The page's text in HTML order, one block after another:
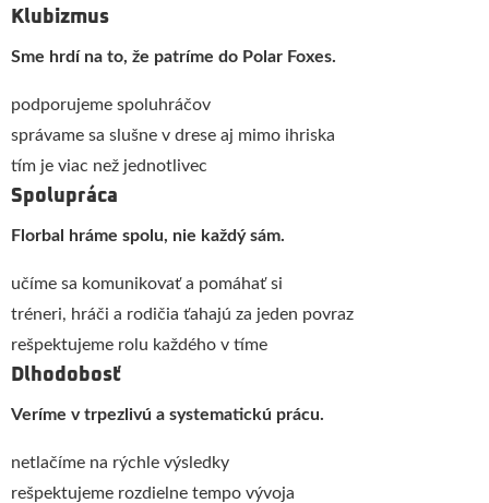
Klubizmus
Sme hrdí na to, že patríme do Polar Foxes.
podporujeme spoluhráčov
správame sa slušne v drese aj mimo ihriska
tím je viac než jednotlivec
Spolupráca
Florbal hráme spolu, nie každý sám.
učíme sa komunikovať a pomáhať si
tréneri, hráči a rodičia ťahajú za jeden povraz
rešpektujeme rolu každého v tíme
Dlhodobosť
Veríme v trpezlivú a systematickú prácu.
netlačíme na rýchle výsledky
rešpektujeme rozdielne tempo vývoja